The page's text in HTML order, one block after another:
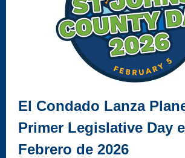
El Condado Lanza
Primer Legislative Day
Febrero de 2026